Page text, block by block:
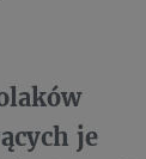
je